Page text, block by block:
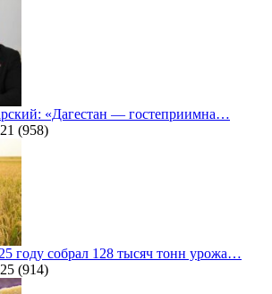
«Дагестан — гостеприимна…
(958)
году собрал 128 тысяч тонн урожа…
(914)